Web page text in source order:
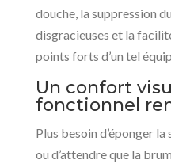
douche, la suppression
disgracieuses et la
points forts d’un tel
Un confort
fonctionnel
Plus besoin d’éponger
ou d’attendre que la